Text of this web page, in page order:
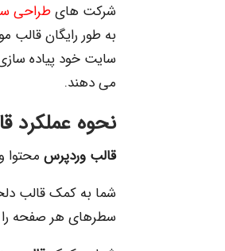
شرکت هایطراحی
به طور رایگان قالب
سایت خود پیاده
می دهند.
نحوه عملکرد
قالب وردپرس محتوا
شما به کمک قالب
سطرهای هر صفحه را